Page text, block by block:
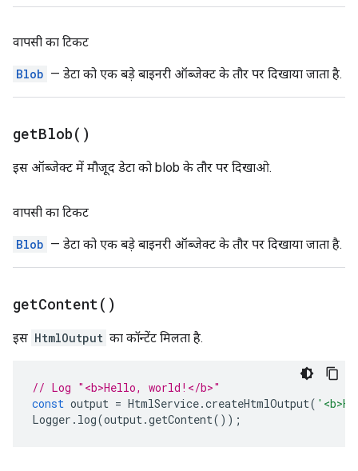
वापसी का टिकट
Blob — डेटा को एक बड़े बाइनरी ऑब्जेक्ट के तौर पर दिखाया जाता है.
getBlob( )
इस ऑब्जेक्ट में मौजूद डेटा को blob के तौर पर दिखाओ.
वापसी का टिकट
Blob — डेटा को एक बड़े बाइनरी ऑब्जेक्ट के तौर पर दिखाया जाता है.
getContent( )
इस HtmlOutput का कॉन्टेंट मिलता है.
// Log "<b>Hello, world!</b>"
const output = HtmlService.createHtmlOutput(
Logger . log(output.getContent());